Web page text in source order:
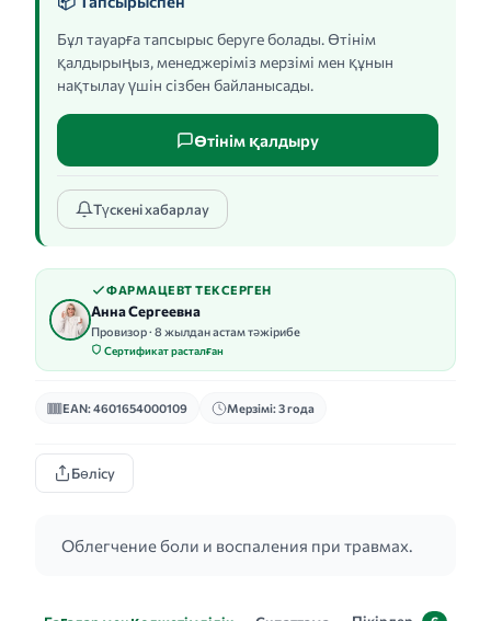
Бұл тауарға тапсырыс беруге болады. Өтінім
қалдырыңыз, менеджеріміз мерзімі мен құнын
нақтылау үшін сізбен байланысады.
Өтінім қалдыру
Түскені хабарлау
ФАРМАЦЕВТ ТЕКСЕРГЕН
Анна Сергеевна
Провизор · 8 жылдан астам тәжірибе
Сертификат расталған
EAN: 4601654000109 Мерзімі: 3 года
Бөлісу
Облегчение боли и воспаления при травмах.